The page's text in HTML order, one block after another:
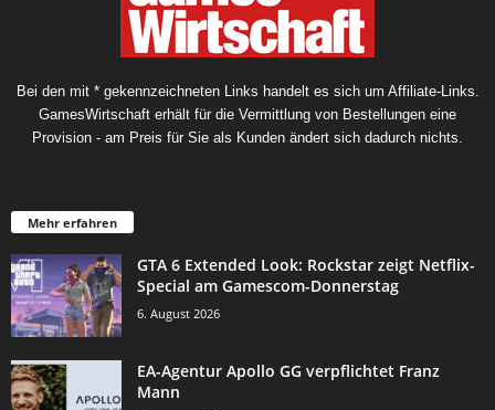
Bei den mit * gekennzeichneten Links handelt es sich um Affiliate-Links.
GamesWirtschaft erhält für die Vermittlung von Bestellungen eine
Provision - am Preis für Sie als Kunden ändert sich dadurch nichts.
Mehr erfahren
GTA 6 Extended Look: Rockstar zeigt Netflix-
Special am Gamescom-Donnerstag
6. August 2026
EA-Agentur Apollo GG verpflichtet Franz
Mann